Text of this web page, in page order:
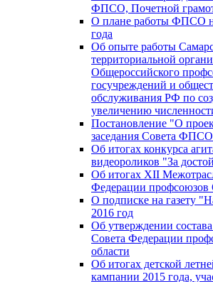
ФПСО, Почетной
О плане работы ФПСО
года
Об опыте работы
территориальной
Общероссийского
госучреждений и
обслуживания РФ по
увеличению
Постановление "О
заседания Совета
Об итогах конкурса
видеороликов "За
Об итогах XII
Федерации профсоюзов
О подписке на газету
2016 год
Об утверждении
Совета Федерации
области
Об итогах детской
кампании 2015 года,